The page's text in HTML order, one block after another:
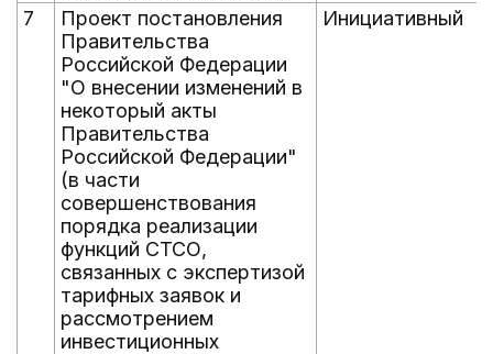
7
Проект постановления
Правительства
Российской Федерации
"О внесении изменений в
некоторый акты
Правительства
Российской Федерации"
(в части
совершенствования
порядка реализации
функций СТСО,
связанных с экспертизой
тарифных заявок и
рассмотрением
инвестиционных
Инициативный